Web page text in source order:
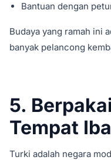
Bantuan dengan
Budaya yang ramah ini
banyak pelancong
5.
Tempat
Turki adalah negara